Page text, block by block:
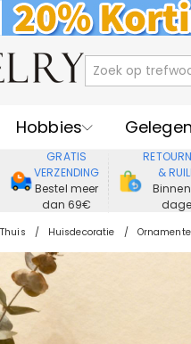
Hobbies
Recipienten
Nieuwe
Juwelen
Wonen&Leven
GRATIS
VERZENDING
Bestel meer
dan 69€
&
Thuis Huisdecoratie